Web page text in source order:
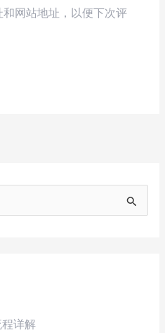
网站地址，以便下次评
详解